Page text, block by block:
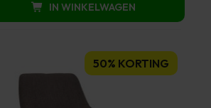
589,00.
349,00.
IN WINKELWAGEN
50% KORTING